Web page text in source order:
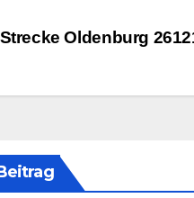
Oldenburg